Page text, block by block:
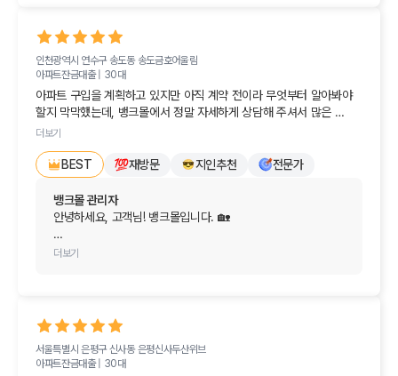
쏟아지는 부동산 뉴스 때문에 미리 대비하려 해도 답답하셨을
텐데, 뱅크몰을 통해 막막함을 덜어내셨다니 저희로서도 정말
보람차고 기쁩니다. 당장 진행하는 대출이 아니더라도 사전
계획을 세우는 단계부터 친절한 안내가 큰 힘이 되었다니
더없이 뿌듯합니다. 😊
내년 초 실제 계약 시점이 다가오면 당시의 최신 금리와 정책,
더 꼼꼼하게 비교해 드릴 테니 부담 없이 편하게 찾아주세요.
소중한 친구분과의 인연으로 만난 만큼, 앞으로 소중한
보금자리를 마련하시는 모든 과정이 순조롭고 행복할 수
남겨주셔서 정말 감사합니다. 😊
결혼이라는 인생의 큰 경사를 앞두고 첫 집 마련까지
준비하시느라 마음고생이 많으셨을 텐데, 뱅크몰과의 만남이
인천광역시 연수구 송도동 송도금호어울림
아파트잔금대출 | 30대
아파트 구입을 계획하고 있지만 아직 계약 전이라 무엇부터 알아봐야
할지 막막했는데, 뱅크몰에서 정말 자세하게 상담해 주셔서 많은
도움이 되었습니다.
현재 상황에 맞춰 대출 진행 시기와 확인해야 할 부분을 쉽게 설명해
주셔서 이해하기 좋았어요.
바로 진행하는 것은 아니지만 내년 초쯤 계약을 계획하고 있어, 그때
상담 감사드립니다!
더보기
BEST 재방문 지인추천 전문가
뱅크몰 관리자
안녕하세요, 고객님! 뱅크몰입니다. 🏡
소중한 후기를 남겨주셔서 진심으로 감사드립니다!
세우시는 데 실질적인 도움이 되었다니 더없이 기쁘고
보람차네요. 대출 시기와 체크포인트를 명확히 이해해 주셔서
참 다행입니다. 🗺️
더보기
서울특별시 은평구 신사동은평신사두산위브
아파트잔금대출 | 30대